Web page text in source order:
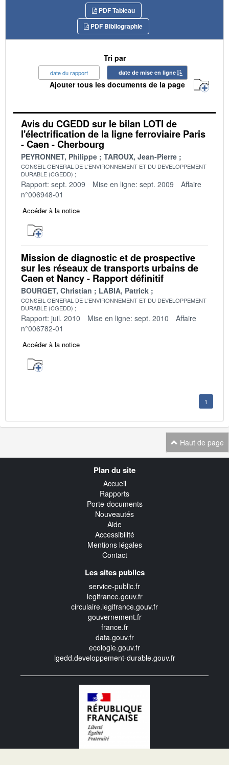
PDF Tableau
PDF Bibliographie
Tri par
date du rapport date de mise en ligne
Ajouter tous les documents de la page
Avis du CGEDD sur le bilan LOTI de
l'électrification de la ligne ferroviaire Paris
- Caen - Cherbourg
PEYRONNET, Philippe TAROUX, Jean-Pierre
CONSEIL GENERAL DE L'ENVIRONNEMENT ET DU DEVELOPPEMENT
DURABLE (CGEDD)
Rapport: sept. 2009 Mise en ligne: sept. 2009
Affaire
n°006948-01
Accéder à la notice
Mission de diagnostic et de prospective
sur les réseaux de transports urbains de
Caen et Nancy - Rapport définitif
BOURGET, Christian LABIA, Patrick
CONSEIL GENERAL DE L'ENVIRONNEMENT ET DU DEVELOPPEMENT
DURABLE (CGEDD)
Rapport: juil. 2010 Mise en ligne: sept. 2010
Affaire
n°006782-01
Accéder à la notice
1
Haut de page
Plan du site
Accueil
Rapports
Porte-documents
Nouveautés
Aide
Accessibilité
Mentions légales
Contact
Les sites publics
service-public.fr
legifrance.gouv.fr
circulaire.legifrance.gouv.fr
gouvernement.fr
france.fr
data.gouv.fr
ecologie.gouv.fr
igedd.developpement-durable.gouv.fr